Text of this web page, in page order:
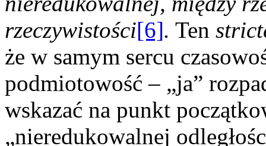
rzeczywistości[6]. Ten
że w samym sercu
podmiotowość – „ja”
wskazać na punkt
„nieredukowalnej